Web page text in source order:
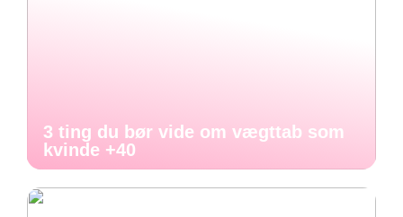
3 ting du bør vide om vægttab som
kvinde +40